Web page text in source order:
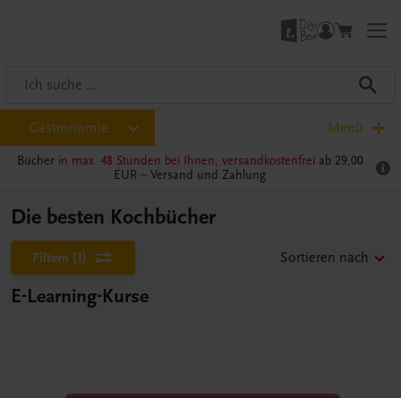
Gastronomie Menü
Bücher in max. 48 Stunden bei Ihnen, versandkostenfrei ab 29,00
EUR – Versand und Zahlung
Die besten Kochbücher
Filtern (1) Sortieren nach
E-Learning-Kurse